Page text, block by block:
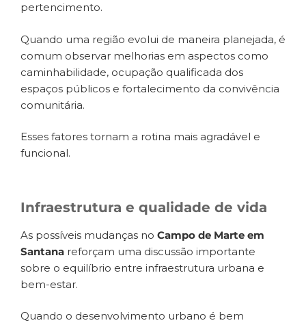
pertencimento.
Quando uma região evolui de maneira planejada, é
comum observar melhorias em aspectos como
caminhabilidade, ocupação qualificada dos
espaços públicos e fortalecimento da convivência
comunitária.
Esses fatores tornam a rotina mais agradável e
funcional.
Infraestrutura e qualidade de vida
As possíveis mudanças no Campo de Marte em
Santana reforçam uma discussão importante
sobre o equilíbrio entre infraestrutura urbana e
bem-estar.
Quando o desenvolvimento urbano é bem